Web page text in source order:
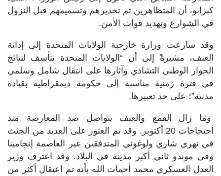
كبزابو، أن المتظاهرين تم تخديرهم وتسميمهم قبل النزول
في الشوارع وتهديد قوات الأمن.
وقد سارعت وزارة خارجية الولايات المتحدة إلى إدانة
العنف، مشيرةً إلى أن “الولايات المتحدة تتأسف لنتائج
الحوار الوطني التشادي وآثارها على انتقال شامل وسلمي
في فترة زمنية مناسبة إلى حكومة ديمقراطية بقيادة
مدنية”؛ على حد تعبيرها.
وما زال القمع والعنف يتواصل ضد المعارضة منذ
احتجاجات 20 أكتوبر. وقد تم العثور على العديد من الجثث
في نهري شاري ولوغوني المتدفقين عبر العاصمة إنجامينا
وفي موندو ثاني أكبر مدينة في البلاد. وقد اعترف وزير
العدل العسكري محمد أحمات الله بأنه تم اعتقال أكثر من